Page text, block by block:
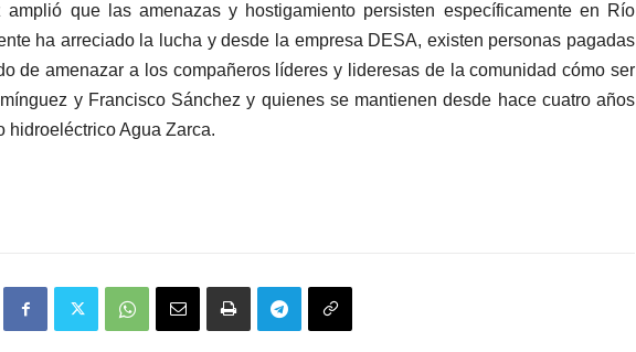
amplió que las amenazas y hostigamiento persisten específicamente en Río
ha arreciado la lucha y desde la empresa DESA, existen personas pagadas
de amenazar a los compañeros líderes y lideresas de la comunidad cómo ser
y Francisco Sánchez y quienes se mantienen desde hace cuatro años
hidroeléctrico Agua Zarca.